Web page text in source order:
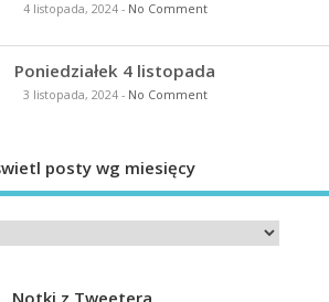
4 listopada, 2024- No Comment
Poniedziałek 4 listopada
3 listopada, 2024- No Comment
posty wg miesięcy
Notki z Tweetera